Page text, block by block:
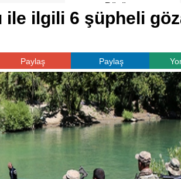
Büyüyor
ile ilgili 6 şüpheli
Paylaş Paylaş